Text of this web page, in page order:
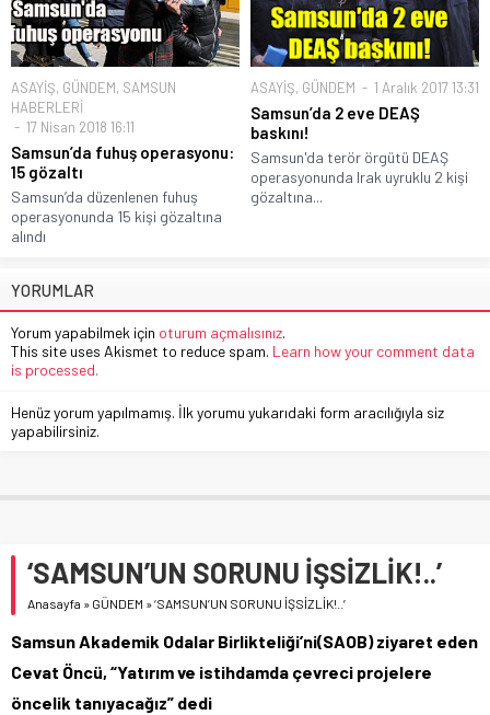
ASAYİŞ, GÜNDEM, SAMSUN
HABERLERİ
17 Nisan 2018 16:11
Samsun’da fuhuş operasyonu:
15 gözaltı
Samsun’da düzenlenen fuhuş
operasyonunda 15 kişi gözaltına
alındı
ASAYİŞ, GÜNDEM 1 Aralık 2017 13:31
Samsun’da 2 eve DEAŞ
baskını!
Samsun'da terör örgütü DEAŞ
operasyonunda Irak uyruklu 2 kişi
gözaltına...
YORUMLAR
Yorum yapabilmek için oturum açmalısınız.
This site uses Akismet to reduce spam. Learn how your comment data
is processed.
Henüz yorum yapılmamış. İlk yorumu yukarıdaki form aracılığıyla siz
yapabilirsiniz.
‘SAMSUN’UN SORUNU İŞSİZLİK!..’
Anasayfa » GÜNDEM »‘SAMSUN’UN SORUNU İŞSİZLİK!..’
Samsun Akademik Odalar Birlikteliği’ni(SAOB) ziyaret eden
Cevat Öncü, “Yatırım ve istihdamda çevreci projelere
öncelik tanıyacağız” dedi